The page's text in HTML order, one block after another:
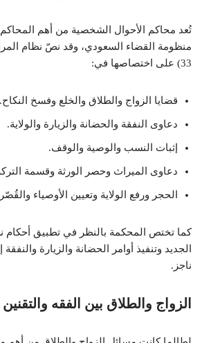
تُعد محاكم الأحوال الشخصية من أهم
منظومة القضاء السعودي، وقد نصّ نظام
33) على اختصاصها في:
قضايا الزواج والطلاق والخلع وفسخ النكاح.
دعاوى النفقة والحضانة والزيارة والولاية.
إثبات النسب والوصية والوقف.
دعاوى الميراث وحصر الورثة وقسمة
الحجر ورفع الولاية وتعيين الأوصياء
كما تختص المحكمة بالنظر في تطبيق أحكام
الجديد وتنفيذ أوامر الحضانة والزيارة
ناجز.
الزواج والطلاق بين الفقه